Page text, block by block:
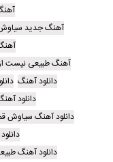
آهنگ جدید
آهنگ طبیعی نیست
دانلود آهنگ
دانلود
دانلود آهنگ سیاوش
دانلود آهنگ